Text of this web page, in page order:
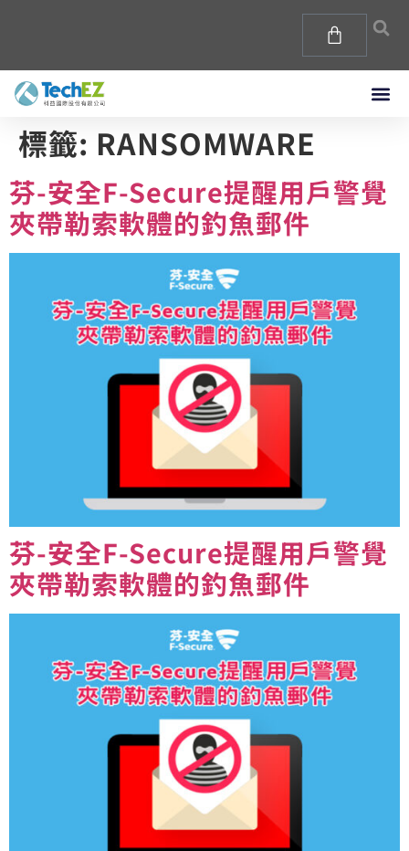
標籤: RANSOMWARE
芬-安全F-Secure提醒用戶警覺
夾帶勒索軟體的釣魚郵件
芬-安全F-Secure提醒用戶警覺
夾帶勒索軟體的釣魚郵件